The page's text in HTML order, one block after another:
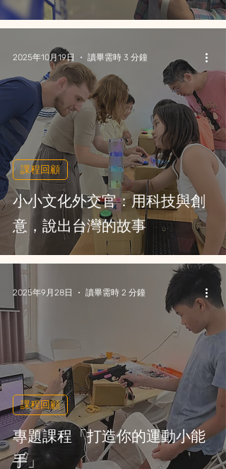
小小文化外交官：用科技與創
意，說出台灣的故事
課程回顧
2025年10月19日 讀畢需時 3 分鐘
專題課程「打造你的運動小能
手」
課程回顧
2025年9月28日 讀畢需時 2 分鐘